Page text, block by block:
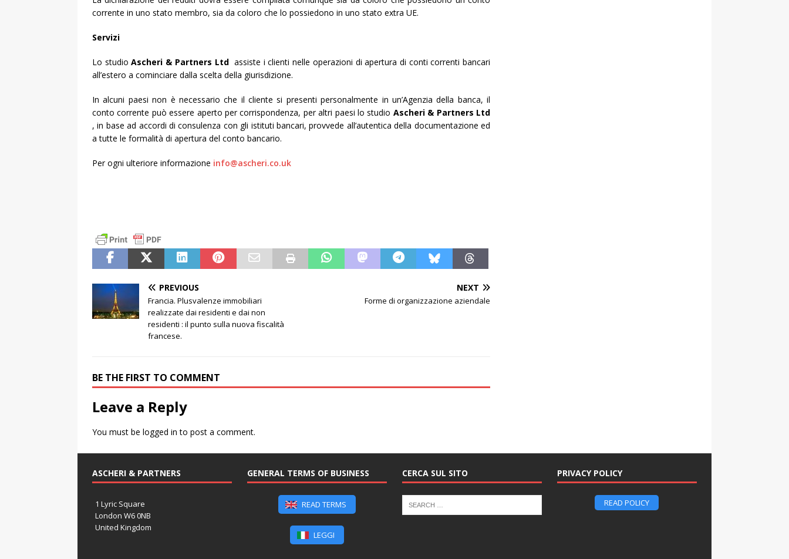
corrente in uno stato membro, sia da coloro che lo possiedono in uno stato extra UE.
Servizi
Lo studioAscheri & Partners Ltdassiste i clienti nelle operazioni di apertura di conti correnti bancari
all’estero a cominciare dalla scelta della giurisdizione.
In alcuni paesi non è necessario che il cliente si presenti personalmente in un’Agenzia della banca, il
conto corrente può essere aperto per corrispondenza, per altri paesi lo studio Ascheri & Partners Ltd
, in base ad accordi di consulenza con gli istituti bancari, provvede all’autentica della documentazione ed
a tutte le formalità di apertura del conto bancario.
Per ogni ulteriore informazione info@ascheri.co.uk
PREVIOUS
Francia. Plusvalenze immobiliari
realizzate dai residenti e dai non
residenti : il punto sulla nuova fiscalità
francese.
NEXT
Forme di organizzazione aziendale
BE THE FIRST TO COMMENT
Leave a Reply
You must be logged in to post a comment.
ASCHERI & PARTNERS
1 Lyric Square
London W6 0NB
United Kingdom
GENERAL TERMS OF BUSINESS
READ TERMS
LEGGI
CERCA SUL SITO PRIVACY POLICY
READ POLICY